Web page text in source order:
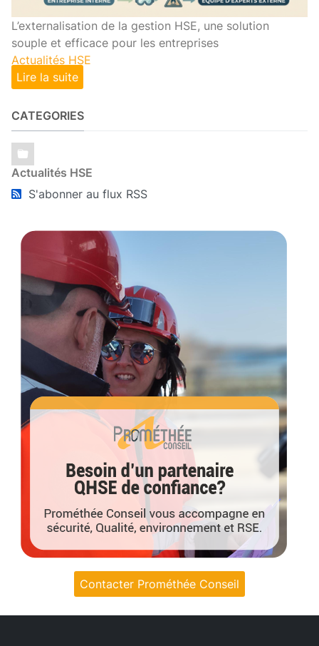
L’externalisation de la gestion HSE, une solution
souple et efficace pour les entreprises
Actualités HSE
Lire la suite
CATEGORIES
Actualités HSE
S'abonner au flux RSS
Contacter Prométhée Conseil